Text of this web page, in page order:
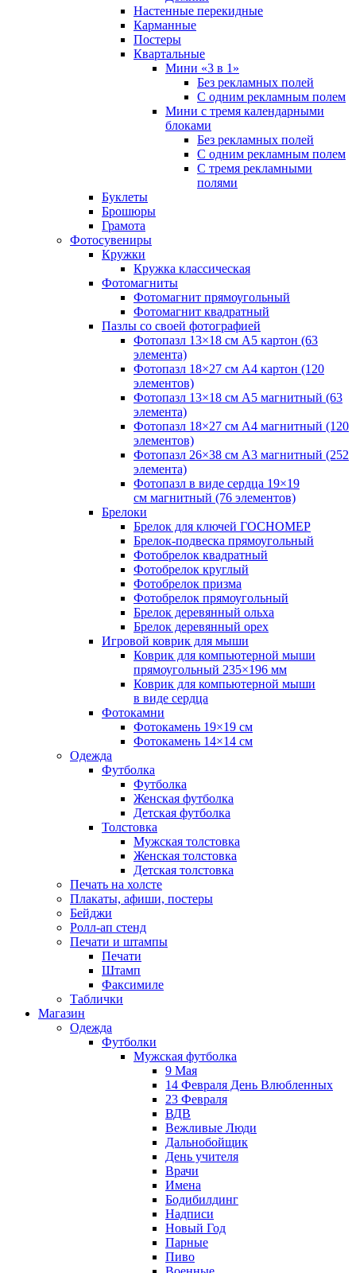
Настенные перекидные
Карманные
Постеры
Квартальные
Мини «3 в 1»
Без рекламных полей
С одним рекламным полем
Мини с тремя календарными
блоками
Без рекламных полей
С одним рекламным полем
С тремя рекламными
полями
Буклеты
Брошюры
Грамота
Фотосувениры
Кружки
Кружка классическая
Фотомагниты
Фотомагнит прямоугольный
Фотомагнит квадратный
Пазлы со своей фотографией
Фотопазл 13×18 см А5 картон (63
элемента)
Фотопазл 18×27 см А4 картон (120
элементов)
Фотопазл 13×18 см А5 магнитный (63
элемента)
Фотопазл 18×27 см А4 магнитный (120
элементов)
Фотопазл 26×38 см А3 магнитный (252
элемента)
Фотопазл в виде сердца 19×19
см магнитный (76 элементов)
Брелоки
Брелок для ключей ГОСНОМЕР
Брелок-подвеска прямоугольный
Фотобрелок квадратный
Фотобрелок круглый
Фотобрелок призма
Фотобрелок прямоугольный
Брелок деревянный ольха
Брелок деревянный орех
Игровой коврик для мыши
Коврик для компьютерной мыши
прямоугольный 235×196 мм
Коврик для компьютерной мыши
в виде сердца
Фотокамни
Фотокамень 19×19 см
Фотокамень 14×14 см
Одежда
Футболка
Футболка
Женская футболка
Детская футболка
Толстовка
Мужская толстовка
Женская толстовка
Детская толстовка
Печать на холсте
Плакаты, афиши, постеры
Бейджи
Ролл-ап стенд
Печати и штампы
Печати
Штамп
Факсимиле
Таблички
Магазин
Одежда
Футболки
Мужская футболка
9 Мая
14 Февраля День Влюбленных
23 Февраля
ВДВ
Вежливые Люди
Дальнобойщик
День учителя
Врачи
Имена
Бодибилдинг
Надписи
Новый Год
Парные
Пиво